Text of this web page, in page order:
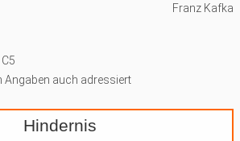
Franz Kafka
Angaben auch adressiert
Hindernis